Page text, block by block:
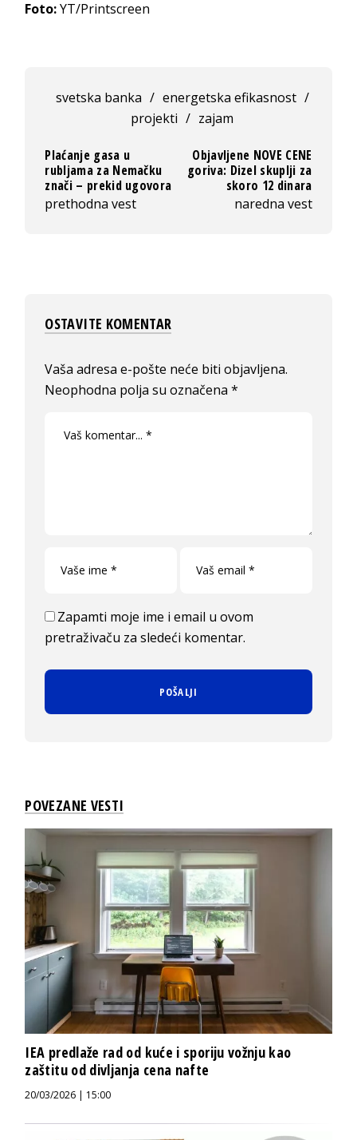
Foto:YT/Printscreen
svetska banka / energetska efikasnost /
projekti / zajam
Plaćanje gasa u
rubljama za Nemačku
znači – prekid ugovora
prethodna vest
Objavljene NOVE CENE
goriva: Dizel skuplji za
skoro 12 dinara
naredna vest
OSTAVITE KOMENTAR
Vaša adresa e-pošte neće biti objavljena.
Neophodna polja su označena*
Zapamti moje ime i email u ovom
pretraživaču za sledeći komentar.
POVEZANE VESTI
IEA predlaže rad od kuće i sporiju vožnju kao
zaštitu od divljanja cena nafte
20/03/2026 | 15:00